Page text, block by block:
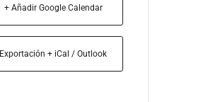
+ Añadir Google Calendar
Exportación + iCal / Outlook